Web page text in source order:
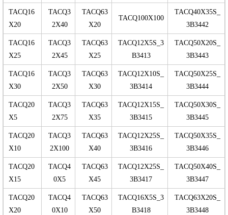
TACQ16
X20
TACQ3
2X40
TACQ63
X20
TACQ100X100
TACQ40X35S_
3B3442
TACQ16
X25
TACQ3
2X45
TACQ63
X25
TACQ12X5S_3
B3413
TACQ50X20S_
3B3443
TACQ16
X30
TACQ3
2X50
TACQ63
X30
TACQ12X10S_
3B3414
TACQ50X25S_
3B3444
TACQ20
X5
TACQ3
2X75
TACQ63
X35
TACQ12X15S_
3B3415
TACQ50X30S_
3B3445
TACQ20
X10
TACQ3
2X100
TACQ63
X40
TACQ12X25S_
3B3416
TACQ50X35S_
3B3446
TACQ20
X15
TACQ4
0X5
TACQ63
X45
TACQ12X25S_
3B3417
TACQ50X40S_
3B3447
TACQ20
X20
TACQ4
0X10
TACQ63
X50
TACQ16X5S_3
B3418
TACQ63X20S_
3B3448